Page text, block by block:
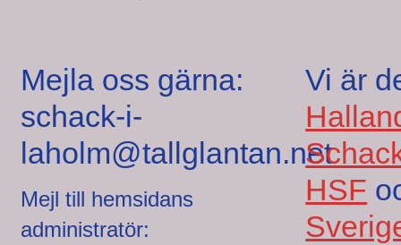
Mejla oss gärna:
schack-i-
laholm@tallglantan.net
Mejl till hemsidans
administratör:
Vi är
HSF